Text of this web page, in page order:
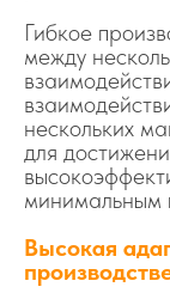
Гибкое
между
нескольких
для
минимальным
Высокая